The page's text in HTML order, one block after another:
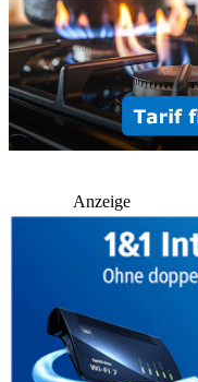
Anzeige